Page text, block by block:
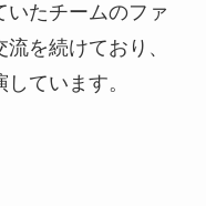
いたチームのファ
を続けており、
ています。